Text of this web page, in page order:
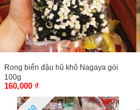
Rong biển đậu hũ khô Nagaya gói
100g
160,000 ₫